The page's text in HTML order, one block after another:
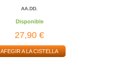
AA.DD.
Disponible
27,90 €
AFEGIR A LA CISTELLA